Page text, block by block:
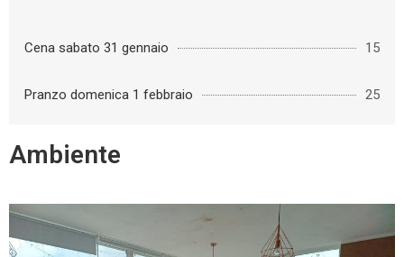
Cena sabato 31 gennaio 15
Pranzo domenica 1 febbraio 25
Ambiente